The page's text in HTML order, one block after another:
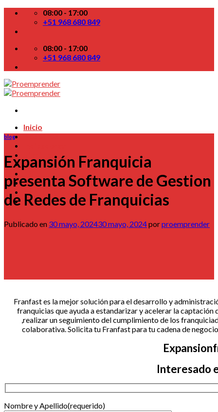
Skip
content
08:00 - 17:00
+51 968 680 849
08:00 - 17:00
+51 968 680 849
Inicio
Nosotros
Startups
Colabora
TV
Blog
Contactenos
blog
Expansión Franquicia
presenta Software de Gestion
de Redes de Franquicias
Publicado en 30 mayo, 202430 mayo, 2024porproemprender
Franfast es la mejor solución para el desarrollo y
franquicias que ayuda a estandarizar y acelerar la
,realizar un seguimiento del cumplimiento de los
colaborativa. Solicita tu Franfast para tu cadena de
Interesado
Nombre y Apellido(requerido)